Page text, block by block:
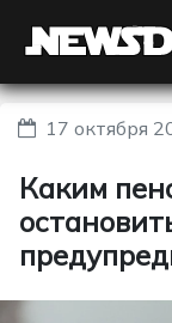
17 октября
Каким